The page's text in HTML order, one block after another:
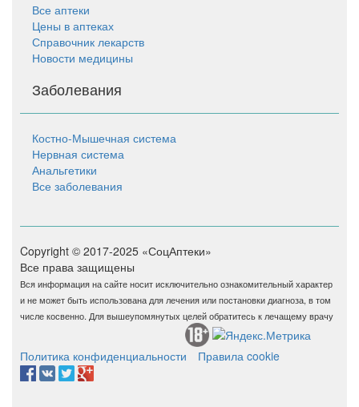
Все аптеки
Цены в аптеках
Справочник лекарств
Новости медицины
Заболевания
Костно-Мышечная система
Нервная система
Анальгетики
Все заболевания
Copyright © 2017-2025 «СоцАптеки»
Все права защищены
Вся информация на сайте носит исключительно ознакомительный характер
и не может быть использована для лечения или постановки диагноза, в том
числе косвенно. Для вышеупомянутых целей обратитесь к лечащему врачу
Политика конфиденциальности Правила cookie